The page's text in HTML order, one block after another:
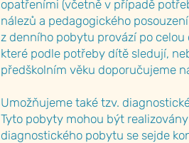
opatřeními (včetně v případě
nálezů a pedagogického
z denního pobytu provází po
které podle potřeby dítě sledují,
předškolním věku doporučujeme
Umožňujeme také tzv.
Tyto pobyty mohou být
diagnostického pobytu se sejde